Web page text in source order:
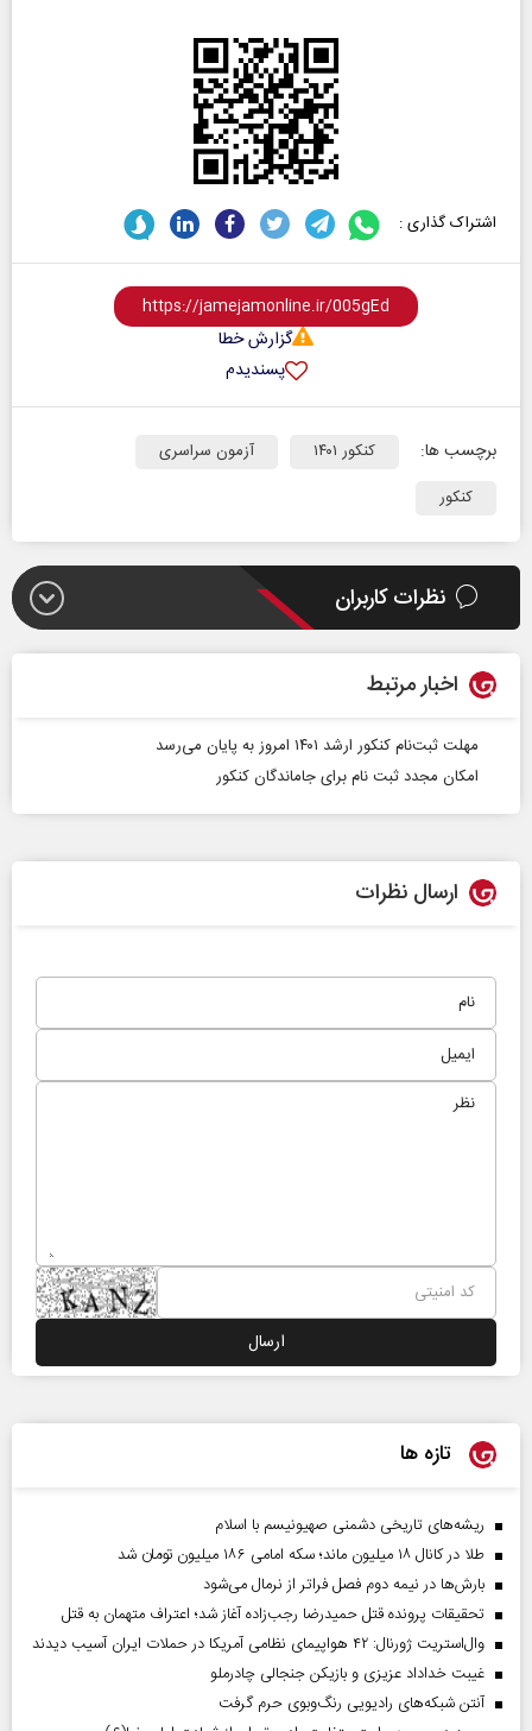
اشتراک گذاری :
گزارش خطا
پسندیدم
برچسب ها: کنکور ۱۴۰۱
آزمون سراسری
کنکور
نظرات کاربران
اخبار مرتبط
مهلت ثبت‌نام کنکور ارشد ۱۴۰۱ امروز به پایان می‌رسد
امکان مجدد ثبت نام برای جاماندگان کنکور
ارسال نظرات
تازه ها
ریشه‌های تاریخی دشمنی صهیونیسم با اسلام
طلا در کانال ۱۸ میلیون ماند؛ سکه امامی ۱۸۶ میلیون تومان شد
بارش‌ها در نیمه دوم فصل فراتر از نرمال می‌شود
تحقیقات پرونده قتل حمیدرضا رجب‌زاده آغاز شد؛ اعتراف متهمان به قتل
وال‌استریت ژورنال: ۴۲ هواپیمای نظامی آمریکا در حملات ایران آسیب دیدند
غیبت خداداد عزیزی و بازیکن جنجالی چادرملو
آنتن شبکه‌های رادیویی رنگ‌وبوی حرم گرفت